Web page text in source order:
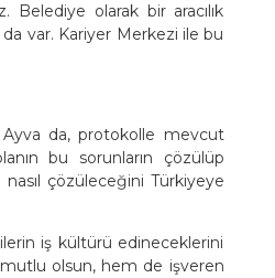
Belediye olarak bir aracılık
var. Kariyer Merkezi ile bu
da, protokolle mevcut
bu sorunların çözülüp
çözüleceğini Türkiyeye
iş kültürü edineceklerini
olsun, hem de işveren